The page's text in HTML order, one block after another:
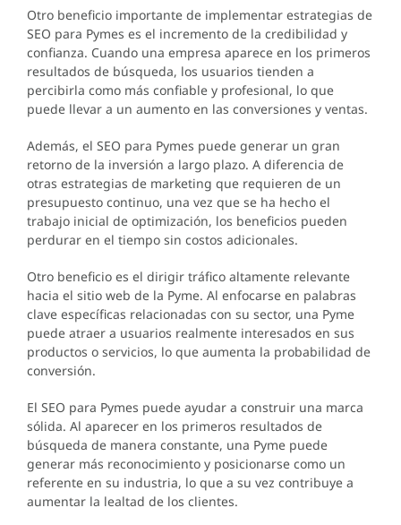
Otro beneficio importante de implementar estrategias de
SEO para Pymes es el incremento de la credibilidad y
confianza. Cuando una empresa aparece en los primeros
resultados de búsqueda, los usuarios tienden a
percibirla como más confiable y profesional, lo que
puede llevar a un aumento en las conversiones y ventas.
Además, el SEO para Pymes puede generar un gran
retorno de la inversión a largo plazo. A diferencia de
otras estrategias de marketing que requieren de un
presupuesto continuo, una vez que se ha hecho el
trabajo inicial de optimización, los beneficios pueden
perdurar en el tiempo sin costos adicionales.
Otro beneficio es el dirigir tráfico altamente relevante
hacia el sitio web de la Pyme. Al enfocarse en palabras
clave específicas relacionadas con su sector, una Pyme
puede atraer a usuarios realmente interesados en sus
productos o servicios, lo que aumenta la probabilidad de
conversión.
El SEO para Pymes puede ayudar a construir una marca
sólida. Al aparecer en los primeros resultados de
búsqueda de manera constante, una Pyme puede
generar más reconocimiento y posicionarse como un
referente en su industria, lo que a su vez contribuye a
aumentar la lealtad de los clientes.